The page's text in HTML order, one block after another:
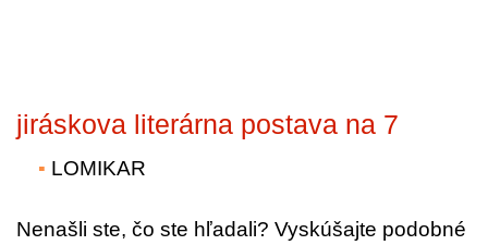
jiráskova literárna postava na 7
LOMIKAR
Nenašli ste, čo ste hľadali? Vyskúšajte podobné